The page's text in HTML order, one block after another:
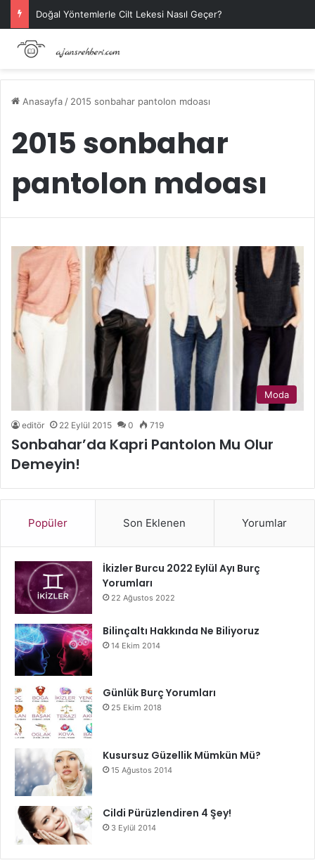
Doğal Yöntemlerle Cilt Lekesi Nasıl Geçer?
Anasayfa / 2015 sonbahar pantolon mdoası
2015 sonbahar
pantolon mdoası
Moda
editör 22 Eylül 2015 0 719
Sonbahar’da Kapri Pantolon Mu Olur
Demeyin!
Popüler Son Eklenen Yorumlar
İkizler Burcu 2022 Eylül Ayı Burç
Yorumları
22 Ağustos 2022
Bilinçaltı Hakkında Ne Biliyoruz
14 Ekim 2014
Günlük Burç Yorumları
25 Ekim 2018
Kusursuz Güzellik Mümkün Mü?
15 Ağustos 2014
Cildi Pürüzlendiren 4 Şey!
3 Eylül 2014